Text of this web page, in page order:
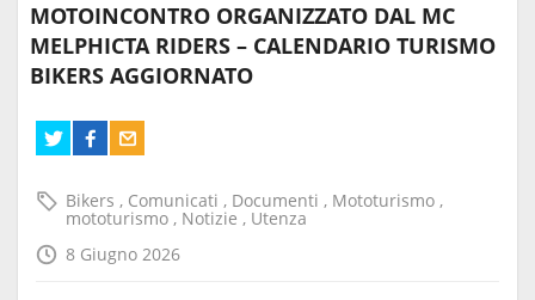
MOTOINCONTRO ORGANIZZATO DAL MC
MELPHICTA RIDERS – CALENDARIO TURISMO
BIKERS AGGIORNATO
Bikers , Comunicati , Documenti , Mototurismo ,
mototurismo , Notizie , Utenza
8 Giugno 2026